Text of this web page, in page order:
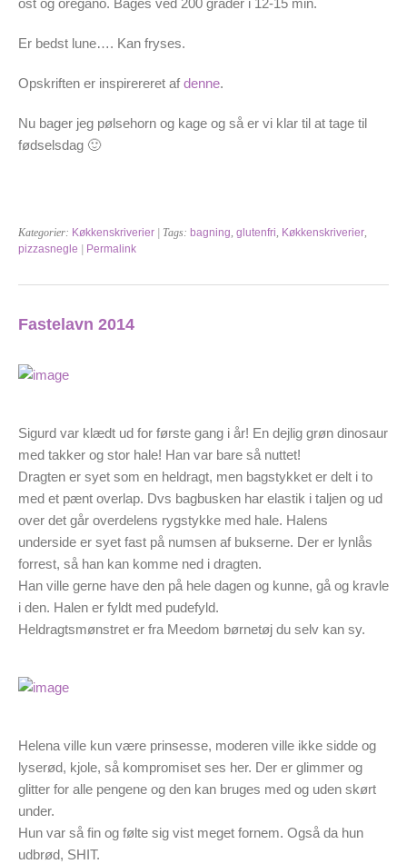
ost og oregano. Bages ved 200 grader i 12-15 min.
Er bedst lune…. Kan fryses.
Opskriften er inspirereret afdenne.
Nu bager jeg pølsehorn og kage og så er vi klar til at tage til
fødselsdag 🙂
Kategorier: Køkkenskriverier | Tags: bagning, glutenfri, Køkkenskriverier,
pizzasnegle
Permalink
Fastelavn 2014
Sigurd var klædt ud for første gang i år! En dejlig grøn dinosaur
med takker og stor hale! Han var bare så nuttet!
Dragten er syet som en heldragt, men bagstykket er delt i to
med et pænt overlap. Dvs bagbusken har elastik i taljen og ud
over det går overdelens rygstykke med hale. Halens
underside er syet fast på numsen af bukserne. Der er lynlås
forrest, så han kan komme ned i dragten.
Han ville gerne have den på hele dagen og kunne, gå og kravle
i den. Halen er fyldt med pudefyld.
Heldragtsmønstret er fra Meedom børnetøj du selv kan sy.
Helena ville kun være prinsesse, moderen ville ikke sidde og
lyserød, kjole, så kompromiset ses her. Der er glimmer og
glitter for alle pengene og den kan bruges med og uden skørt
under.
Hun var så fin og følte sig vist meget fornem. Også da hun
udbrød, SHIT.